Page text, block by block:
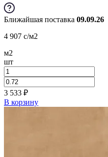
Ближайшая поставка 09.09.26
4 907 c/м2
м2
шт
3 533 ₽
В корзину